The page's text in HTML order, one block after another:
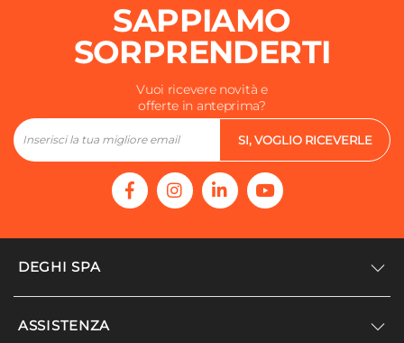
SAPPIAMO
SORPRENDERTI
Vuoi ricevere novità e
offerte in anteprima?
SI, VOGLIO RICEVERLE
DEGHI SPA
Accedi/Registrati
ASSISTENZA